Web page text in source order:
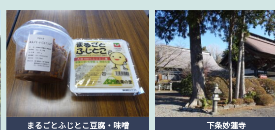
まるごとふじとこ豆腐・味噌 下条妙蓮寺